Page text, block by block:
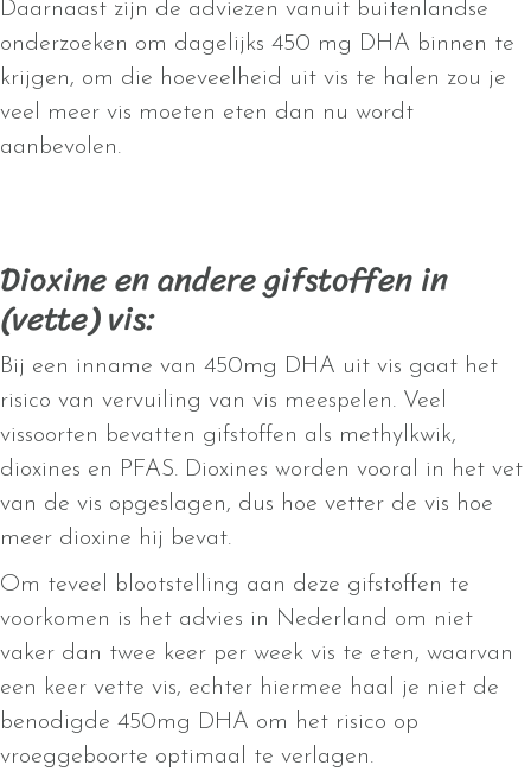
Daarnaast zijn de adviezen vanuit buitenlandse
onderzoeken om dagelijks 450 mg DHA binnen te
krijgen, om die hoeveelheid uit vis te halen zou je
veel meer vis moeten eten dan nu wordt
aanbevolen.
Dioxine en andere gifstoffen in
(vette) vis:
Bij een inname van 450mg DHA uit vis gaat het
risico van vervuiling van vis meespelen. Veel
vissoorten bevatten gifstoffen als methylkwik,
dioxines en PFAS. Dioxines worden vooral in het vet
van de vis opgeslagen, dus hoe vetter de vis hoe
meer dioxine hij bevat.
Om teveel blootstelling aan deze gifstoffen te
voorkomen is het advies in Nederland om niet
vaker dan twee keer per week vis te eten, waarvan
een keer vette vis, echter hiermee haal je niet de
benodigde 450mg DHA om het risico op
vroeggeboorte optimaal te verlagen.